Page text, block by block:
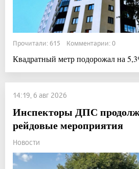
Прочитали: 615 Комментарии: 0
Квадратный метр подорожал на
14:19, 6 авг 2026
Инспекторы ДПС
рейдовые мероприятия
Новости